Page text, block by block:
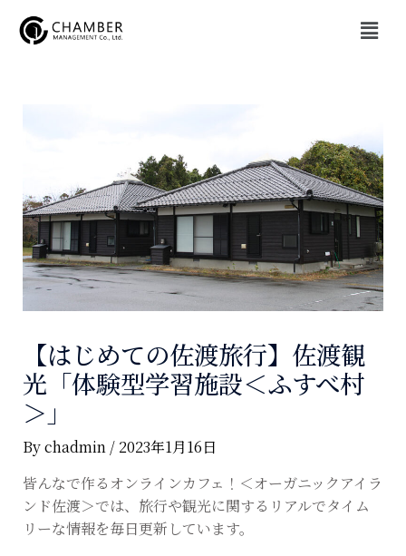
メ
ニ
【はじめての佐渡旅行】佐渡観
光「体験型学習施設＜ふすべ村
＞」
Bychadmin / 2023年1月16日
皆んなで作るオンラインカフェ！＜オーガニックアイラ
ンド佐渡＞では、旅行や観光に関するリアルでタイム
リーな情報を毎日更新しています。